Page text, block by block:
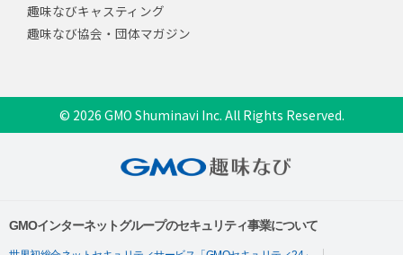
趣味なびキャスティング
趣味なび協会・団体マガジン
© 2026 GMO Shuminavi Inc. All Rights Reserved.